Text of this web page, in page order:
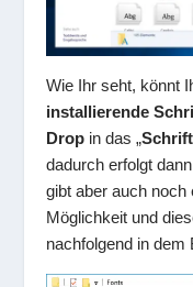
Wie Ihr seht, könnt
installierende
Drop in das „
dadurch erfolgt
gibt aber auch noch
Möglichkeit und
nachfolgend in dem